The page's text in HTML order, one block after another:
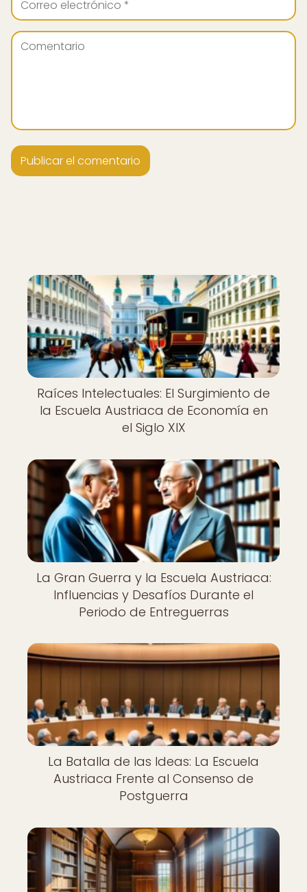
Raíces Intelectuales: El Surgimiento de
la Escuela Austriaca de Economía en
el Siglo XIX
La Gran Guerra y la Escuela Austriaca:
Influencias y Desafíos Durante el
Periodo de Entreguerras
La Batalla de las Ideas: La Escuela
Austriaca Frente al Consenso de
Postguerra